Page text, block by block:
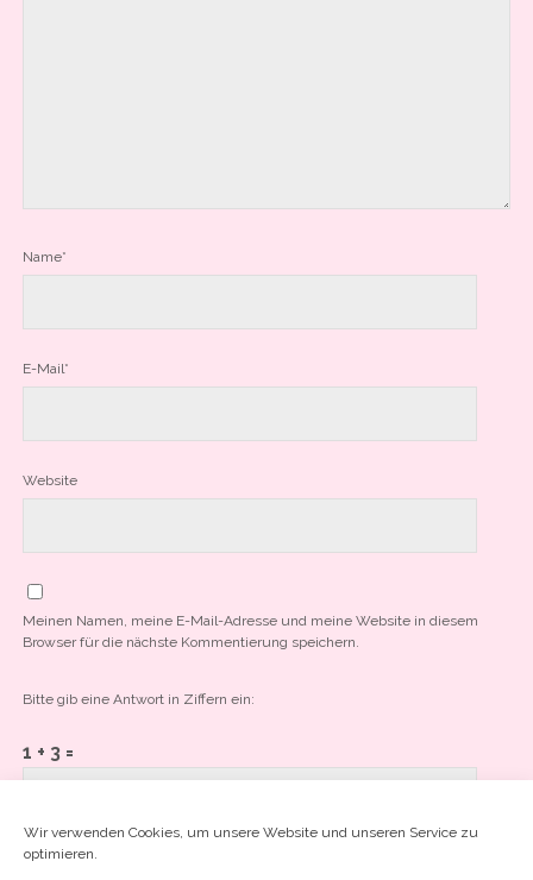
Wir verwenden Cookies, um unsere Website und unseren Service zu
optimieren.
Name*
E-Mail*
Website
Meinen Namen, meine E-Mail-Adresse und meine Website in diesem
Browser für die nächste Kommentierung speichern.
Bitte gib eine Antwort in Ziffern ein:
1 + 3 =